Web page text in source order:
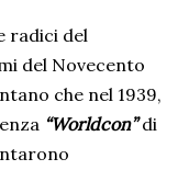
radici del
del Novecento
che nel 1939,
“Worldcon”di